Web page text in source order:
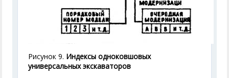
Рисунок 9. Индексы одноковшовых
универсальных экскаваторов